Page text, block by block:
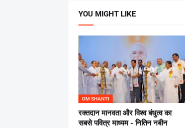
YOU MIGHT LIKE
OM SHANTI
रक्तदान मानवता और विश्व बंधुत्व का
सबसे पवित्र माध्यम - नितिन नबीन